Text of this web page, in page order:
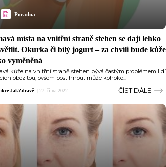
Poradna
místa na vnitřní straně stehen se dají lehko
Okurka či bílý jogurt –⁠ za chvíli bude kůže
vyměněná
kůže na vnitřní straně stehen bývá častým problémem lidí
obezitou, ovšem postihnout může kohoko...
JakZdravě 27. října 2022 ČÍST DÁLE